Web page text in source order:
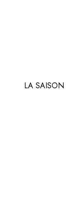
LA SAISON